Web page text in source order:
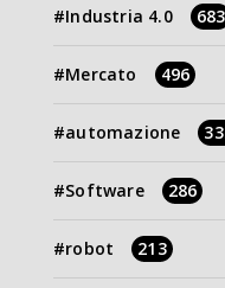
Industria 4.0 683
Mercato 496
automazione
Software 286
robot 213